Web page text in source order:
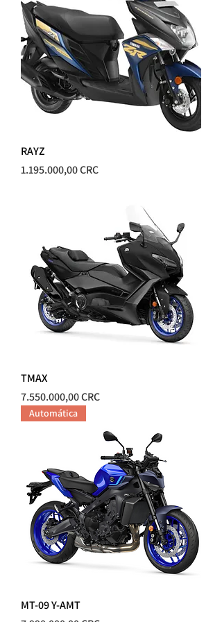
RAYZ
Precio
1.195.000,00 CRC
TMAX
Precio
7.550.000,00 CRC
Automática
MT-09 Y-AMT